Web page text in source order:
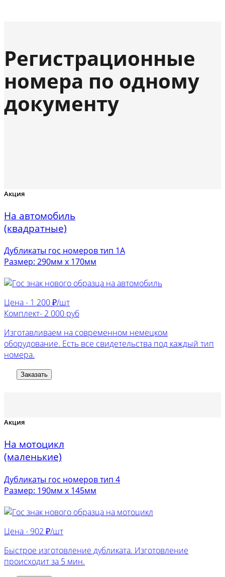
Регистрационные
номера по одному
документу
Акция
На автомобиль
(квадратные)
Дубликаты гос номеров тип 1А
Размер: 290мм х 170мм
Цена - 1 200 ₽/шт
Комплект- 2 000 руб
Изготавливаем на современном немецком
оборудование. Есть все свидетельства под каждый тип
номера.
Заказать
Акция
На мотоцикл
(маленькие)
Дубликаты гос номеров тип 4
Размер: 190мм х 145мм
Цена - 902 ₽/шт
Быстрое изготовление дубликата. Изготовление
происходит за 5 мин.